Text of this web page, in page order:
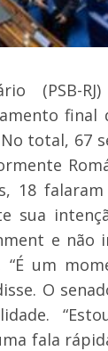
(PSB-
final
total, 67
18
sua
e
um
O
fala